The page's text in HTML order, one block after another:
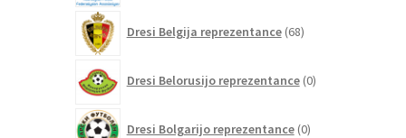
Dresi Belgija reprezentance 68izdelkov
Dresi Belorusijo reprezentance 0izdelkov
Dresi Bolgarijo reprezentance 0